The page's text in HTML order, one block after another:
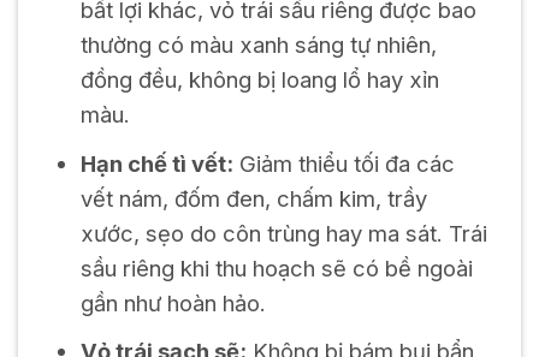
bất lợi khác, vỏ trái sầu riêng được bao
thường có màu xanh sáng tự nhiên,
đồng đều, không bị loang lổ hay xỉn
màu.
Hạn chế tì vết: Giảm thiểu tối đa các
vết nám, đốm đen, chấm kim, trầy
xước, sẹo do côn trùng hay ma sát. Trái
sầu riêng khi thu hoạch sẽ có bề ngoài
gần như hoàn hảo.
Vỏ trái sạch sẽ: Không bị bám bụi bẩn,